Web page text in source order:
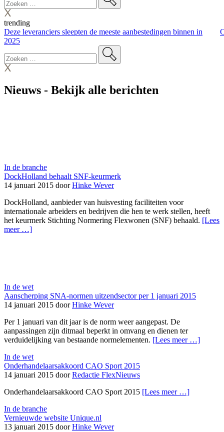
trending
Deze leveranciers sleepten de meeste aanbestedingen binnen in
2025
Nieuws - Bekijk alle berichten
In de branche
DockHolland behaalt SNF-keurmerk
14 januari 2015 doorHinke Wever
DockHolland, aanbieder van huisvesting faciliteiten voor
internationale arbeiders en bedrijven die hen te werk stellen, heeft
het keurmerk Stichting Normering Flexwonen (SNF) behaald. [Lees
meer …]
In de wet
Aanscherping SNA-normen uitzendsector per 1 januari 2015
14 januari 2015 doorHinke Wever
Per 1 januari van dit jaar is de norm weer aangepast. De
aanpassingen zijn ditmaal beperkt in omvang en dienen ter
verduidelijking van bestaande normelementen. [Lees meer …]
In de wet
Onderhandelaarsakkoord CAO Sport 2015
14 januari 2015 doorRedactie FlexNieuws
Onderhandelaarsakkoord CAO Sport 2015 [Lees meer …]
In de branche
Vernieuwde website Unique.nl
13 januari 2015 doorHinke Wever